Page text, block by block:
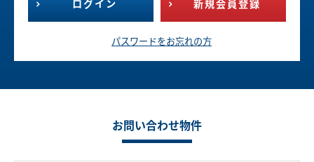
ログイン 新規会員登録
パスワードをお忘れの方
お問い合わせ物件